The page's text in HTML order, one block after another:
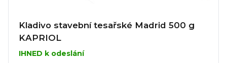
Kladivo stavební tesařské Madrid 500 g
KAPRIOL
IHNED k odeslání